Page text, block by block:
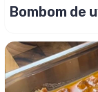
Bombom de